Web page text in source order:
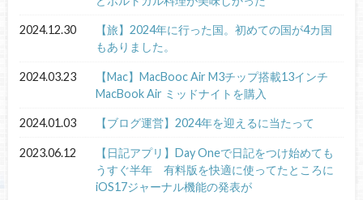
2024.12.30
【旅】2024年に行った国。初めての国が4カ国
もありました。
2024.03.23
【Mac】MacBooc Air M3チップ搭載13インチ
MacBook Air ミッドナイトを購入
2024.01.03 【ブログ運営】2024年を迎えるに当たって
2023.06.12
【日記アプリ】Day Oneで日記をつけ始めても
うすぐ半年 有料版を快適に使ってたところに
iOS17ジャーナル機能の発表が